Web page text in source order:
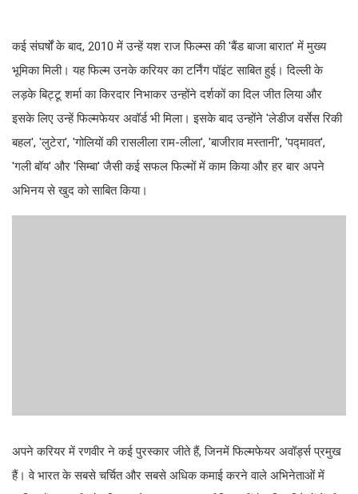
कई संघर्षों के बाद, 2010 में उन्हें यश राज फिल्म्स की 'बैंड बाजा बारात' में मुख्य
भूमिका मिली। यह फिल्म उनके करियर का टर्निंग पॉइंट साबित हुई। दिल्ली के
लड़के बिट्टू शर्मा का किरदार निभाकर उन्होंने दर्शकों का दिल जीत लिया और
इसके लिए उन्हें फिल्मफेयर अवॉर्ड भी मिला। इसके बाद उन्होंने 'लेडीज वर्सेस रिकी
बहल', 'लुटेरा', 'गोलियों की रासलीला राम-लीला', 'बाजीराव मस्तानी', 'पद्मावत',
'गली बॉय' और 'सिम्बा' जैसी कई सफल फिल्मों में काम किया और हर बार अपने
अभिनय से खुद को साबित किया।
अपने करियर में रणवीर ने कई पुरस्कार जीते हैं, जिनमें फिल्मफेयर अवॉर्ड्स प्रमुख
हैं। वे भारत के सबसे चर्चित और सबसे अधिक कमाई करने वाले अभिनेताओं में